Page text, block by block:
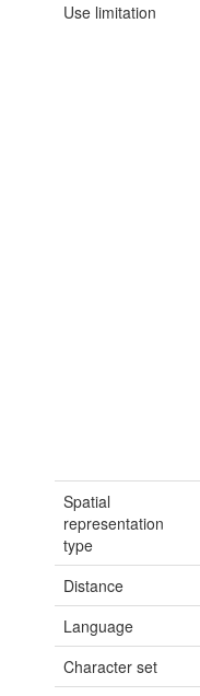
Use limitation
Spatial
representation
type
Distance
Language
Character set